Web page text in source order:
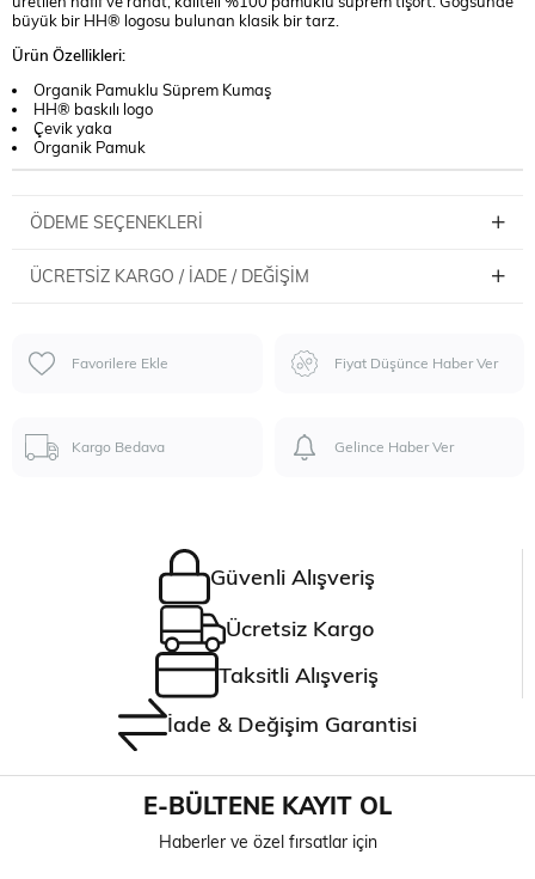
büyük bir HH® logosu bulunan klasik bir tarz.
Ürün Özellikleri:
Organik Pamuklu Süprem Kumaş
HH® baskılı logo
Çevik yaka
Organik Pamuk
ÖDEME SEÇENEKLERI
ÜCRETSIZ KARGO / İADE / DEĞIŞIM
Favorilere Ekle Fiyat Düşünce Haber Ver
Kargo Bedava Gelince Haber Ver
Güvenli Alışveriş
Ücretsiz Kargo
Taksitli Alışveriş
İade & Değişim Garantisi
E-BÜLTENE KAYIT OL
Haberler ve özel fırsatlar için